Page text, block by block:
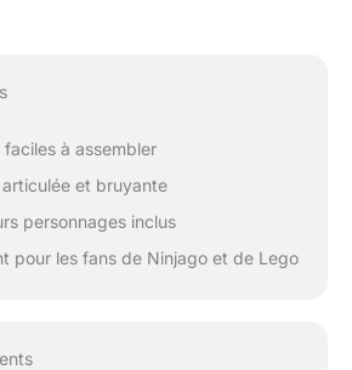
faciles à assembler
et bruyante
personnages inclus
pour les fans de Ninjago et de Lego